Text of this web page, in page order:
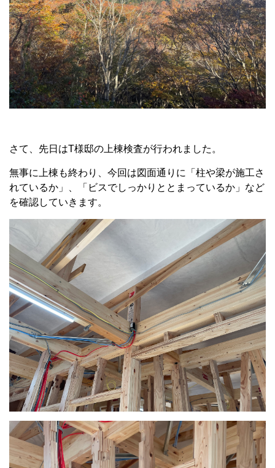
さて、先日はT様邸の上棟検査が行われました。
無事に上棟も終わり、今回は図面通りに「柱や梁が施工さ
れているか」、「ビスでしっかりととまっているか」など
を確認していきます。